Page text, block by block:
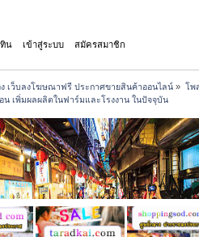
น เข้าสู่ระบบ สมัครสมาชิก
เว็บลงโฆษณาฟรี ประกาศขายสินค้าออนไลน์ » โพ
เพิ่มผลผลิตในฟาร์มและโรงงาน ในปัจจุบัน